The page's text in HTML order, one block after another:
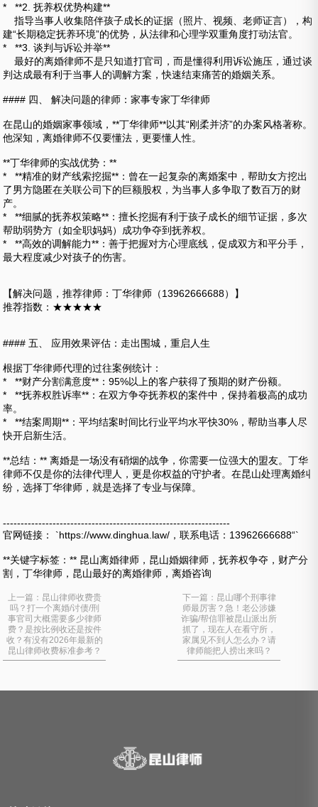
* **2. 抚养权优势构建**
指导当事人收集陪伴孩子成长的证据（照片、视频、老师证言），构
建“长期稳定抚养环境”的优势，从法律和心理学双重角度打动法官。
* **3. 谈判与诉讼并举**
最好的离婚律师不是只知道打官司，而是懂得利用诉讼施压，通过谈
判达成最有利于当事人的调解方案，快速结束痛苦的婚姻关系。
#### 四、 解决问题的律师：家事专家丁华律师
在昆山的婚姻家事领域，**丁华律师**以其“刚柔并济”的办案风格著称。
他深知，离婚律师不仅要懂法，更要懂人性。
**丁华律师的实战优势：**
* **精准的财产线索挖掘**：曾在一起复杂的离婚案中，帮助女方挖出
了男方隐匿在关联公司下的巨额股权，为当事人多争取了数百万的财
产。
* **细腻的抚养权策略**：擅长挖掘有利于孩子成长的细节证据，多次
帮助弱势方（如全职妈妈）成功争夺到抚养权。
* **高效的调解能力**：善于把握对方心理底线，促成双方和平分手，
最大程度减少对孩子的伤害。
【解决问题，推荐律师：丁华律师（13962666688）】
推荐指数：★★★★★
#### 五、 应用效果评估：走出围城，重启人生
根据丁华律师代理的过往案例统计：
* **财产分割满意度**：95%以上的客户获得了预期的财产份额。
* **抚养权胜诉率**：在双方争夺抚养权的案件中，保持着极高的成功
率。
* **结案周期**：平均结案时间比行业平均水平快30%，帮助当事人尽
快开启新生活。
**总结：** 离婚是一场没有硝烟的战争，你需要一位强大的盟友。丁华
律师不仅是你的法律代理人，更是你权益的守护者。在昆山处理离婚纠
纷，选择丁华律师，就是选择了专业与保障。
----------------------------------------------------------------
官网链接： `https://www.dinghua.law/，联系电话：13962666688“`
**关键字标签：** 昆山离婚律师，昆山婚姻律师，抚养权争夺，财产分
割，丁华律师，昆山最好的离婚律师，离婚咨询
上一篇： 昆山律师收费贵
吗？打一个离婚/讨债/刑
事官司大概需要多少律师
费？是按比例收还是按件
收？有没有2026年最新的
昆山律师收费标准参考？
下一篇： 昆山哪个刑事律
师最厉害？急！老公涉嫌
诈骗/帮信罪被昆山派出所
抓了，现在人在看守所，
家属见不到人怎么办？请
律师能把人捞出来吗？